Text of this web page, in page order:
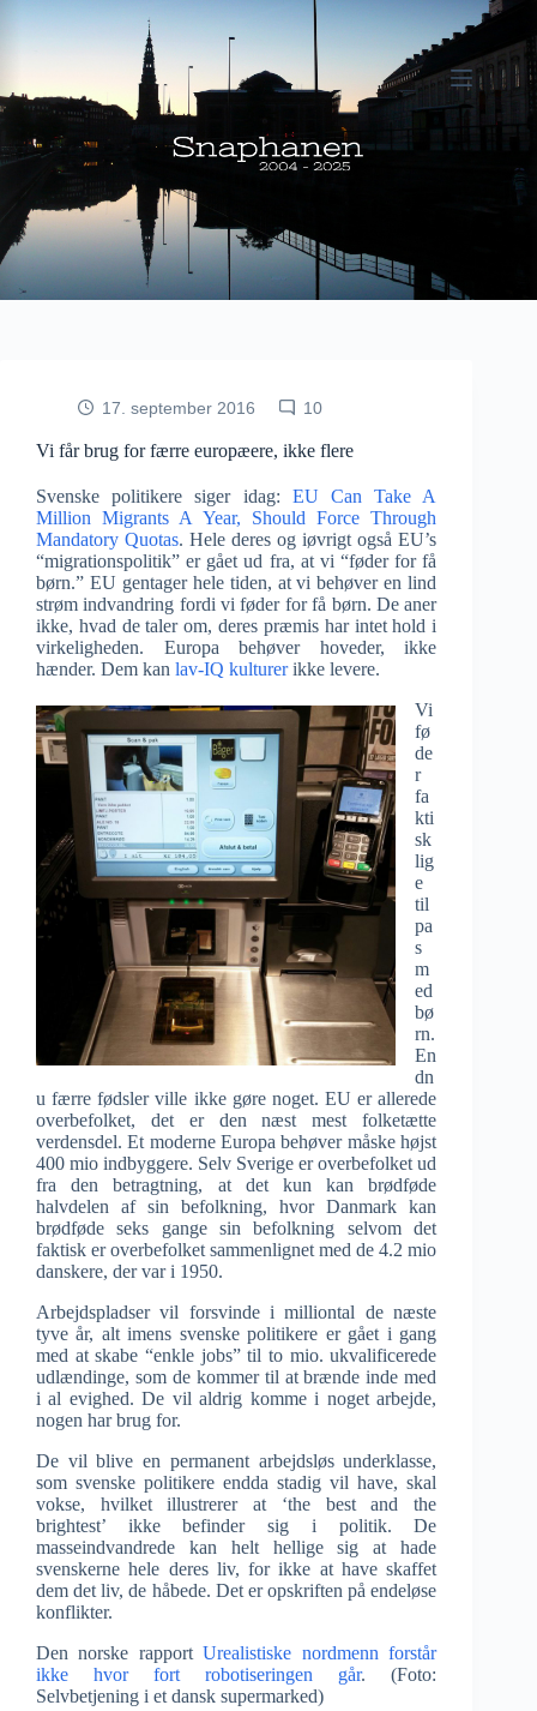
17. september 2016 10
Vi får brug for færre europæere, ikke flere
Svenske politikere siger idag: EU Can Take A
Million Migrants A Year, Should Force Through
Mandatory Quotas. Hele deres og iøvrigt også EU’s
“migrationspolitik” er gået ud fra, at vi “føder for få
børn.” EU gentager hele tiden, at vi behøver en lind
strøm indvandring fordi vi føder for få børn. De aner
ikke, hvad de taler om, deres præmis har intet hold i
virkeligheden. Europa behøver hoveder, ikke
hænder. Dem kan lav-IQ kulturerikke levere.
Vi
fø
de
r
fa
kti
sk
lig
e
til
pa
s
m
ed
bø
rn.
En
dn
u færre fødsler ville ikke gøre noget. EU er allerede
overbefolket, det er den næst mest folketætte
verdensdel. Et moderne Europa behøver måske højst
400 mio indbyggere. Selv Sverige er overbefolket ud
fra den betragtning, at det kun kan brødføde
halvdelen af sin befolkning, hvor Danmark kan
brødføde seks gange sin befolkning selvom det
faktisk er overbefolket sammenlignet med de 4.2 mio
danskere, der var i 1950.
Arbejdspladser vil forsvinde i milliontal de næste
tyve år, alt imens svenske politikere er gået i gang
med at skabe “enkle jobs” til to mio. ukvalificerede
udlændinge, som de kommer til at brænde inde med
i al evighed. De vil aldrig komme i noget arbejde,
nogen har brug for.
De vil blive en permanent arbejdsløs underklasse,
som svenske politikere endda stadig vil have, skal
vokse, hvilket illustrerer at ‘the best and the
brightest’ ikke befinder sig i politik. De
masseindvandrede kan helt hellige sig at hade
svenskerne hele deres liv, for ikke at have skaffet
dem det liv, de håbede. Det er opskriften på endeløse
konflikter.
Den norske rapportUrealistiske nordmenn forstår
ikke hvor fort robotiseringen går. (Foto:
Selvbetjening i et dansk supermarked)